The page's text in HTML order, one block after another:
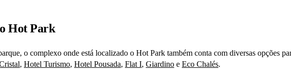
Hot Park
o complexo onde está localizado o Hot Park também conta com diversas opções
, Hotel Turismo, Hotel Pousada, Flat I, Giardino e Eco Chalés.